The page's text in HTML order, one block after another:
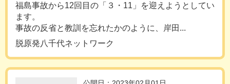
福島事故から12回目の「３・11」を迎えようとしてい
ます。
事故の反省と教訓を忘れたかのように、岸田...
脱原発八千代ネットワーク